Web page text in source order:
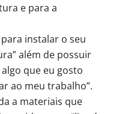
e para a
instalar o seu
além de possuir
que eu gosto
ao meu trabalho”.
a materiais que